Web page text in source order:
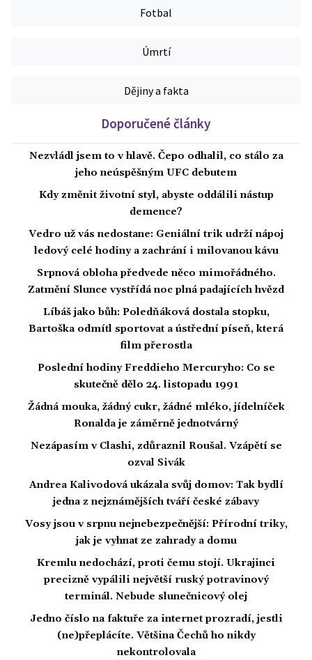
Fotbal
Úmrtí
Dějiny a fakta
Doporučené články
Nezvládl jsem to v hlavě. Čepo odhalil, co stálo za
jeho neúspěšným UFC debutem
Kdy změnit životní styl, abyste oddálili nástup
demence?
Vedro už vás nedostane: Geniální trik udrží nápoj
ledový celé hodiny a zachrání i milovanou kávu
Srpnová obloha předvede něco mimořádného.
Zatmění Slunce vystřídá noc plná padajících hvězd
Líbáš jako bůh: Poledňáková dostala stopku,
Bartoška odmítl sportovat a ústřední píseň, která
film přerostla
Poslední hodiny Freddieho Mercuryho: Co se
skutečně dělo 24. listopadu 1991
Žádná mouka, žádný cukr, žádné mléko, jídelníček
Ronalda je záměrně jednotvárný
Nezápasím v Clashi, zdůraznil Roušal. Vzápětí se
ozval Sivák
Andrea Kalivodová ukázala svůj domov: Tak bydlí
jedna z nejznámějších tváří české zábavy
Vosy jsou v srpnu nejnebezpečnější: Přírodní triky,
jak je vyhnat ze zahrady a domu
Kremlu nedochází, proti čemu stojí. Ukrajinci
precizně vypálili největší ruský potravinový
terminál. Nebude slunečnicový olej
Jedno číslo na faktuře za internet prozradí, jestli
(ne)přeplácíte. Většina Čechů ho nikdy
nekontrolovala